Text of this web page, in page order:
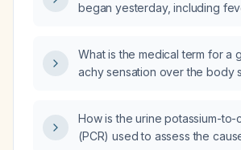
began yesterday, including
What is the medical term for a
achy sensation over the body
How is the urine potassium-to-
(PCR) used to assess the